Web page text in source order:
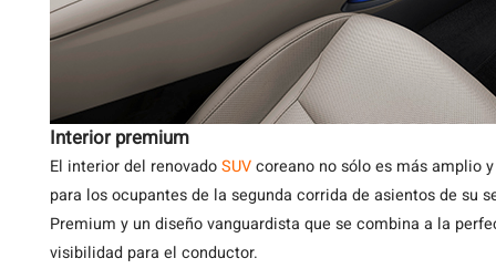
Interior premium
El interior del renovadoSUVcoreano no sólo es más amplio
para los ocupantes de la segunda corrida de asientos de su
Premium y un diseño vanguardista que se combina a la
visibilidad para el conductor.